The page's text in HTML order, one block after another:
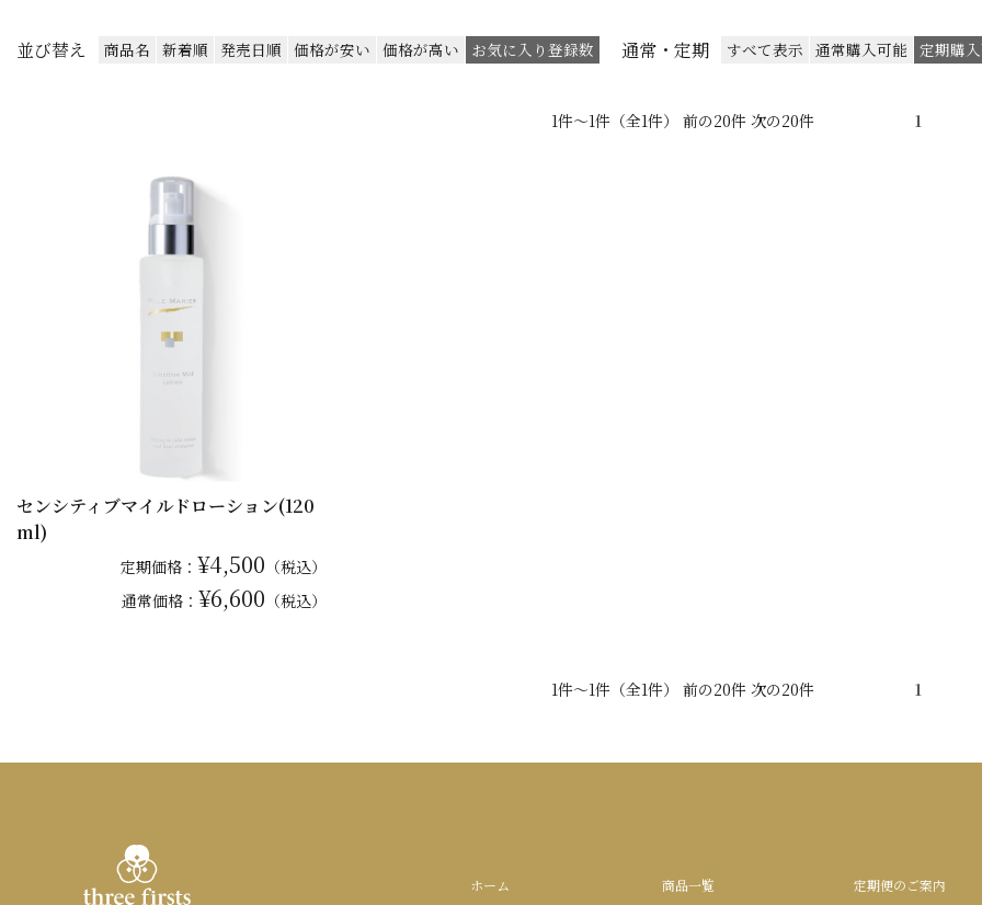
並び替え 商品名 新着順 発売日順 価格が安い 価格が高い お気に入り登録数 通常・定期 すべて表示 通常購入可能 定期購
1件～1件（全1件） 前の20件 次の20件 1
センシティブマイルドローション(120
ml)
定期価格： ¥4,500 （税込）
通常価格： ¥6,600 （税込）
1件～1件（全1件） 前の20件 次の20件 1
ホーム 商品一覧
定期便のご案内